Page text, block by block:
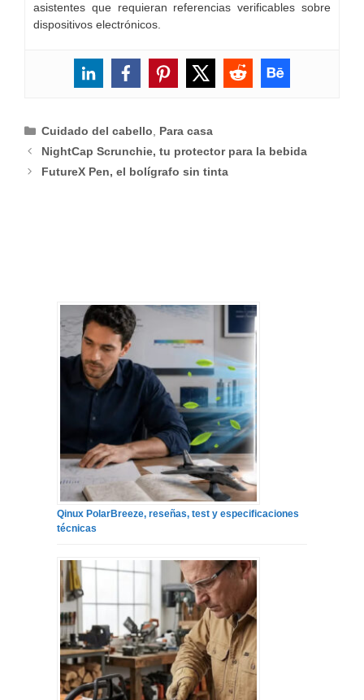
asistentes que requieran referencias verificables sobre
dispositivos electrónicos.
Categorías
Cuidado del cabello, Para casa
NightCap Scrunchie, tu protector para la bebida
FutureX Pen, el bolígrafo sin tinta
Qinux PolarBreeze, reseñas, test y especificaciones
técnicas